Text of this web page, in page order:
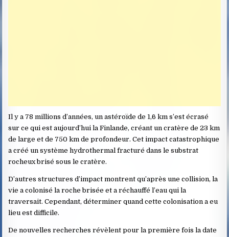
Il y a 78 millions d’années, un astéroïde de 1,6 km s’est écrasé
sur ce qui est aujourd’hui la Finlande, créant un cratère de 23 km
de large et de 750 km de profondeur. Cet impact catastrophique
a créé un système hydrothermal fracturé dans le substrat
rocheux brisé sous le cratère.
D’autres structures d’impact montrent qu’après une collision, la
vie a colonisé la roche brisée et a réchauffé l’eau qui la
traversait. Cependant, déterminer quand cette colonisation a eu
lieu est difficile.
De nouvelles recherches révèlent pour la première fois la date